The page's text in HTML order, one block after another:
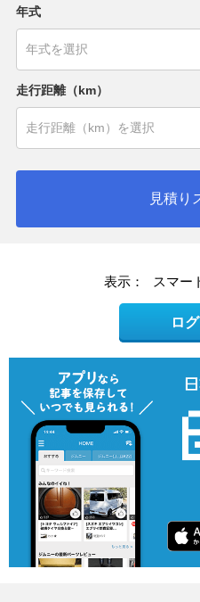
年式
走行距離（km）
見積り
表示： スマー
ロ